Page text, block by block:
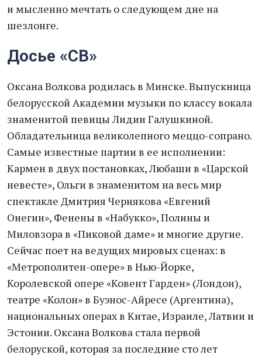
и мысленно мечтать о следующем дне на
шезлонге.
Досье «СВ»
Оксана Волкова родилась в Минске. Выпускница
белорусской Академии музыки по классу вокала
знаменитой певицы Лидии Галушкиной.
Обладательница великолепного меццо-сопрано.
Самые известные партии в ее исполнении:
Кармен в двух постановках, Любаши в «Царской
невесте», Ольги в знаменитом на весь мир
спектакле Дмитрия Чернякова «Евгений
Онегин», Фенены в «Набукко», Полины и
Миловзора в «Пиковой даме» и многие другие.
Сейчас поет на ведущих мировых сценах: в
«Метрополитен-опере» в Нью-Йорке,
Королевской опере «Ковент Гарден» (Лондон),
театре «Колон» в Буэнос-Айресе (Аргентина),
национальных операх в Китае, Израиле, Латвии и
Эстонии. Оксана Волкова стала первой
белоруской, которая за последние сто лет